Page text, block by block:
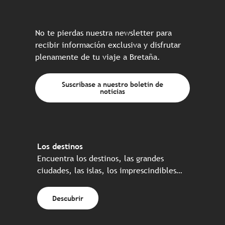
No te pierdas nuestra newsletter para
recibir información exclusiva y disfrutar
plenamente de tu viaje a Bretaña.
Suscríbase a nuestro boletín de
noticias
Los destinos
Encuentra los destinos, las grandes
ciudades, las islas, los imprescindibles…
Descubrir